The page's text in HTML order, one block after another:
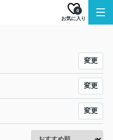
お気に入り
0
変更
変更
変更